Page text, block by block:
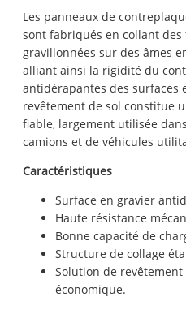
Les panneaux de
sont fabriqués en collant des
gravillonnées sur des âmes
alliant ainsi la rigidité du
antidérapantes des surfaces
revêtement de sol constitue
fiable, largement utilisée
camions et de véhicules
Caractéristiques
Surface en gravier
Haute résistance
Bonne capacité de
Structure de collage
Solution de
économique.